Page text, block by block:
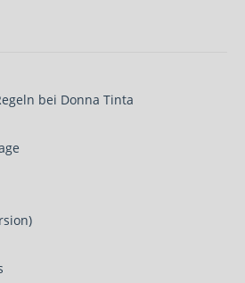
bei Donna Tinta